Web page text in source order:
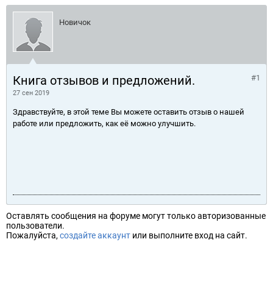
Новичок
Книга отзывов и предложений.
27 сен 2019
#1
Здравствуйте, в этой теме Вы можете оставить отзыв о нашей
работе или предложить, как её можно улучшить.
Оставлять сообщения на форуме могут только авторизованные
пользователи.
Пожалуйста, создайте аккаунт или выполните вход на сайт.